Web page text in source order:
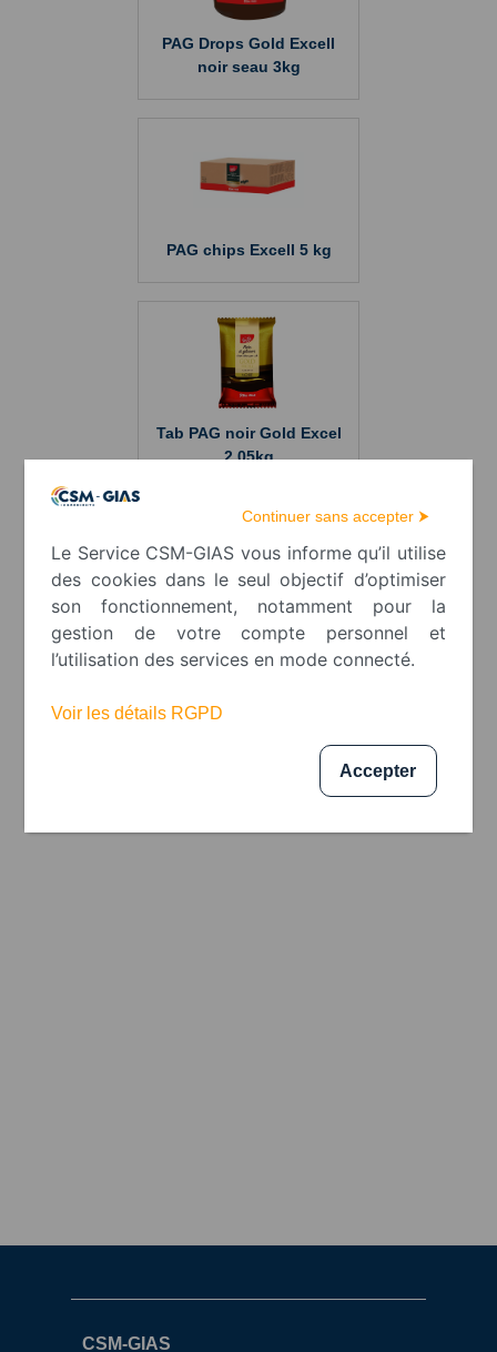
PAG Drops Gold Excell
noir seau 3kg
PAG chips Excell 5 kg
Tab PAG noir Gold Excel
2.05kg
Pâte à glacer Gold Excell
Blanche Drops 3kg
CSM-GIAS
Continuer sans accepter ⮞
Le Service CSM-GIAS vous informe qu’il utilise
des cookies dans le seul objectif d’optimiser
son fonctionnement, notamment pour la
gestion de votre compte personnel et
l’utilisation des services en mode connecté.
Voir les détails RGPD
Accepter